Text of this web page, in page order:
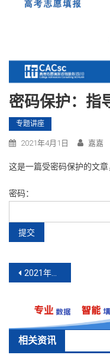
密码保护：指
专题讲座
2021年4月1日 嘉嘉
这是一篇受密码保护的文章
密码：
文
航
2021年成都市幼儿园招生工作安排
相关资讯